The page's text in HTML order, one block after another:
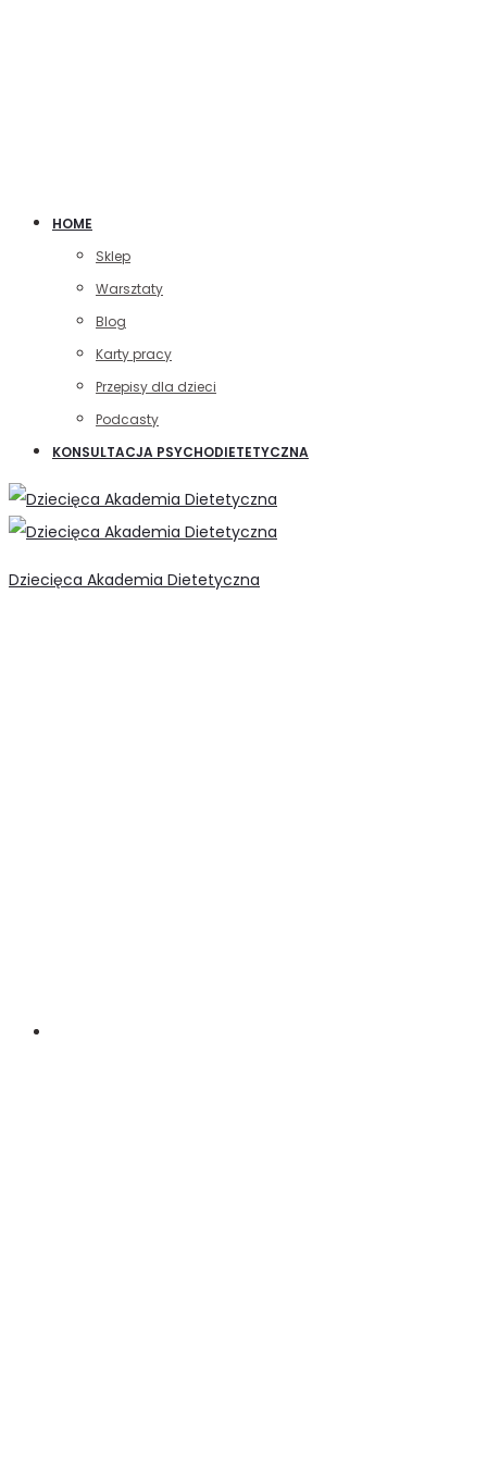
HOME
Sklep
Warsztaty
Blog
Karty pracy
Przepisy dla dzieci
Podcasty
KONSULTACJA PSYCHODIETETYCZNA
Dziecięca Akademia Dietetyczna